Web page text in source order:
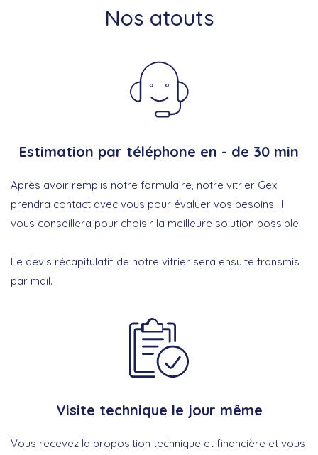
Nos atouts
Estimation par téléphone en - de 30 min
Après avoir remplis notre formulaire, notre vitrier Gex
prendra contact avec vous pour évaluer vos besoins. Il
vous conseillera pour choisir la meilleure solution possible.
Le devis récapitulatif de notre vitrier sera ensuite transmis
par mail.
Visite technique le jour même
Vous recevez la proposition technique et financière et vous